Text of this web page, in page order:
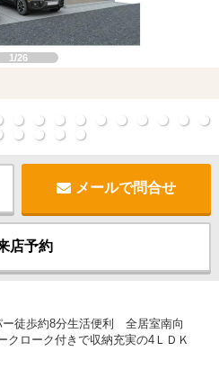
1/26
メールで問合せ
店予約
徒歩約8分生活便利 全居室南向
クローク付きで収納充実の4ＬＤＫ